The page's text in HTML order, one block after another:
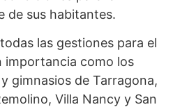
de sus habitantes.
las gestiones para el
importancia como los
gimnasios de Tarragona,
Villa Nancy y San